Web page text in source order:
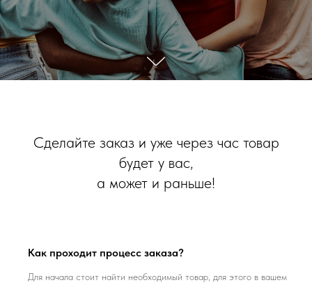
Сделайте заказ и уже через час товар
будет у вас,
а может и раньше!
Как проходит процесс заказа?
Для начала стоит найти необходимый товар, для этого в вашем